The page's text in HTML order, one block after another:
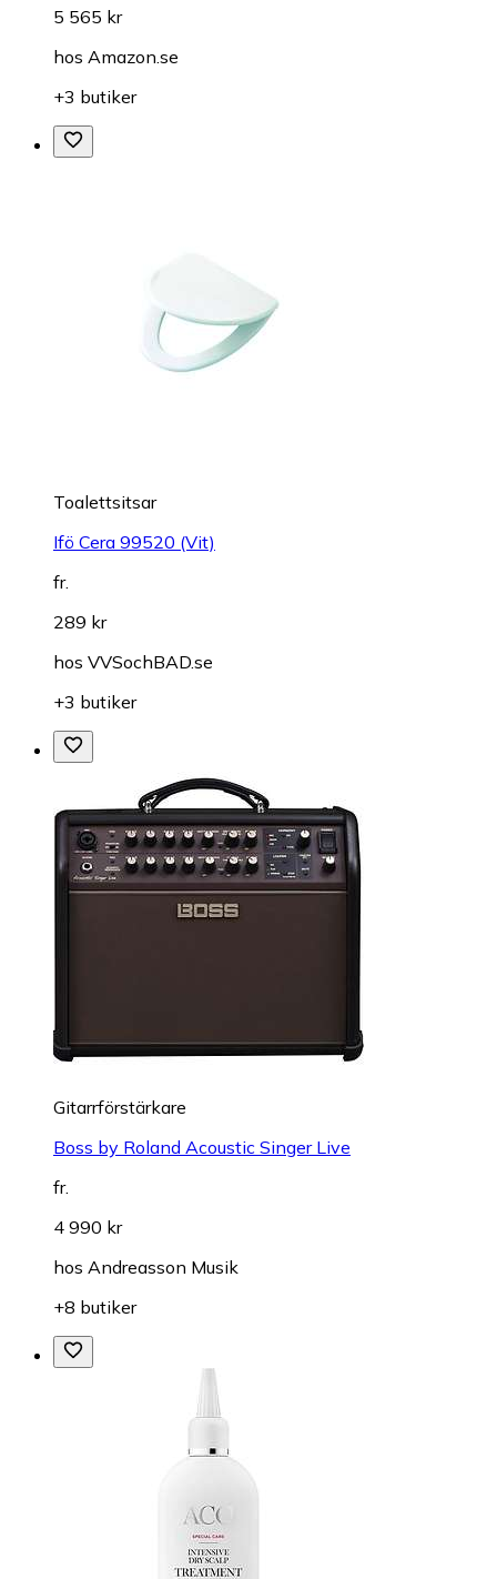
5 565 kr
hos Amazon.se
+3 butiker
Toalettsitsar
Ifö Cera 99520 (Vit)
fr.
289 kr
hos VVSochBAD.se
+3 butiker
Gitarrförstärkare
Boss by Roland Acoustic Singer Live
fr.
4 990 kr
hos Andreasson Musik
+8 butiker